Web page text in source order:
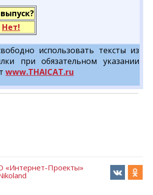
Нет!
использовать тексты из
при обязательном указании
www.THAICAT.ru
«Интернет-Проекты»